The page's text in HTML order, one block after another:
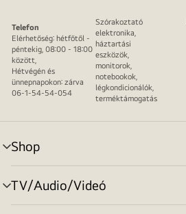
Telefon
Elérhetőség: hétfőtől -
péntekig, 08:00 - 18:00
között,
Hétvégén és
ünnepnapokon: zárva
06-1-54-54-054
Szórakoztató
elektronika,
háztartási
eszközök,
monitorok,
notebookok,
légkondicionálók,
terméktámogatás
Shop
menu
toggle
TV/Audio/Videó
menu
toggle